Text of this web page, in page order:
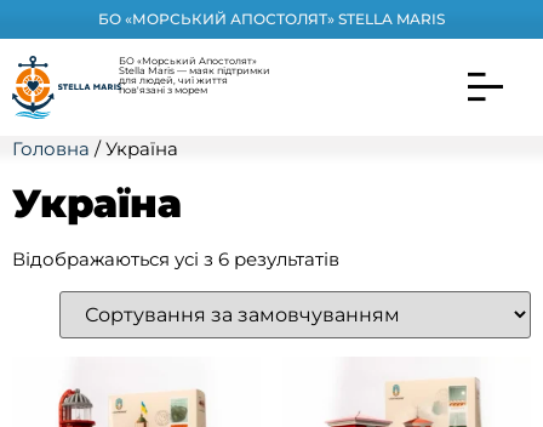
БО «МОРСЬКИЙ АПОСТОЛЯТ» STELLA MARIS
БО «Морський Апостолят»
Stella Maris — маяк підтримки
для людей, чиї життя
пов'язані з морем
Головна / Україна
Україна
Відображаються усі з 6 результатів